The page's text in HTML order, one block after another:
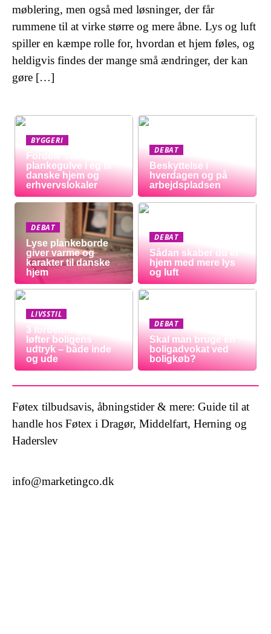
møblering, men også med løsninger, der får
rummene til at virke større og mere åbne. Lys og luft
spiller en kæmpe rolle for, hvordan et hjem føles, og
heldigvis findes der mange små ændringer, der kan
gøre […]
BYGGERI
Fordele ved
plankegulve i eg til
danske hjem og
erhvervslokaler
DEBAT
Beskyttelse i
hverdagen og på
arbejdspladsen
DEBAT
Lyse plankeborde
giver varme og
karakter til danske
hjem
DEBAT
Sådan skaber du et
hjem med mere lys
og luft
LIVSSTIL
3 forbedringer der
løfter boligens
udtryk – både inde
og ude
DEBAT
Skal man bruge en
boligadvokat ved
boligkøb?
Føtex tilbudsavis, åbningstider & mere: Guide til at
handle hos Føtex i Dragør, Middelfart, Herning og
Haderslev
info@marketingco.dk